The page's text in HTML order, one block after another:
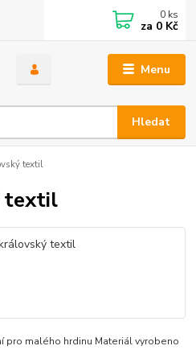
Menu
Hledat
0 ks
za 0 Kč
textil
textil
pro malého hrdinu Materiál vyrobeno